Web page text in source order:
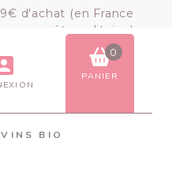
d'achat (en France
métropolitaine)
0
PANIER
COMMANDER
VINS BIO